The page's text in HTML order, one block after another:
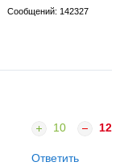
Сообщений: 142327
10 12
Ответить